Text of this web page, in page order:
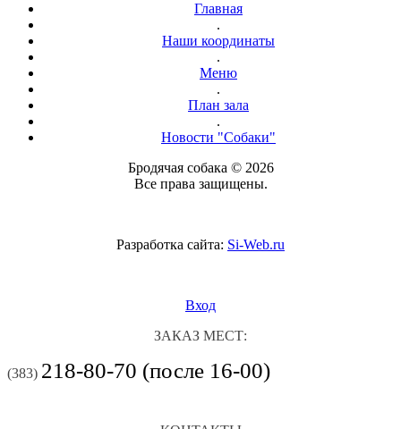
Главная
.
Наши координаты
.
Меню
.
План зала
.
Новости "Собаки"
Бродячая собака © 2026
Все права защищены.
Разработка сайта: Si-Web.ru
Вход
ЗАКАЗ МЕСТ:
(383) 218-80-70 (после 16-00)